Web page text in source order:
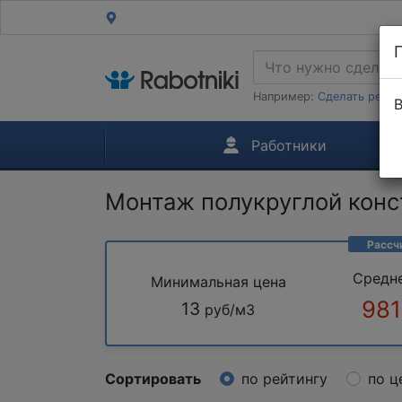
Например: Сделать
Работники
Монтаж полукруглой
Минимальная цена
13 руб/м3
Сортировать по рейтингу по